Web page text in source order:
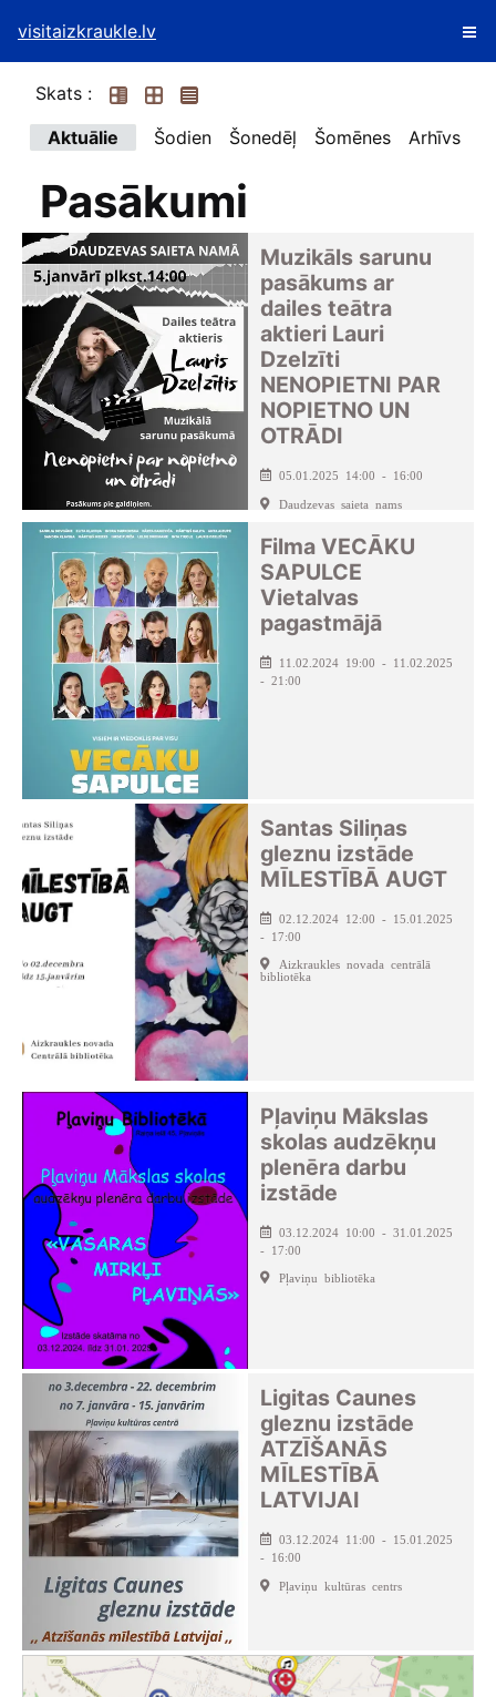
visitaizkraukle.lv
Skats :
Aktuālie
Šodien Šonedēļ Šomēnes Arhīvs
Pasākumi
Muzikāls sarunu
pasākums ar
dailes teātra
aktieri Lauri
Dzelzīti
NENOPIETNI PAR
NOPIETNO UN
OTRĀDI
05.01.2025 14:00 - 16:00
Daudzevas saieta nams
Filma VECĀKU
SAPULCE
Vietalvas
pagastmājā
11.02.2024 19:00 - 11.02.2025
- 21:00
Santas Siliņas
gleznu izstāde
MĪLESTĪBĀ AUGT
02.12.2024 12:00 - 15.01.2025
- 17:00
Aizkraukles novada centrālā
bibliotēka
Pļaviņu Mākslas
skolas audzēkņu
plenēra darbu
izstāde
03.12.2024 10:00 - 31.01.2025
- 17:00
Pļaviņu bibliotēka
Ligitas Caunes
gleznu izstāde
ATZĪŠANĀS
MĪLESTĪBĀ
LATVIJAI
03.12.2024 11:00 - 15.01.2025
- 16:00
Pļaviņu kultūras centrs